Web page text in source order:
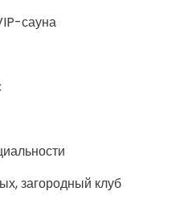
сауна
загородный клуб